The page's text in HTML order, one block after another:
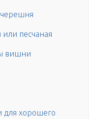
песчаная
вишни
для хорошего